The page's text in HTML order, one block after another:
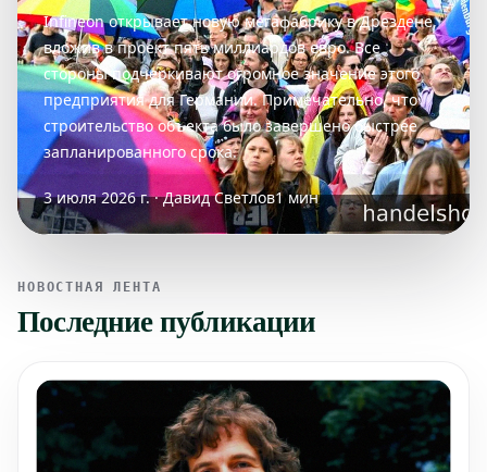
Infineon открывает новую мегафабрику в Дрездене,
вложив в проект пять миллиардов евро. Все
стороны подчеркивают огромное значение этого
предприятия для Германии. Примечательно, что
строительство объекта было завершено быстрее
запланированного срока.
3 июля 2026 г. · Давид Светлов1 мин
НОВОСТНАЯ ЛЕНТА
Последние публикации